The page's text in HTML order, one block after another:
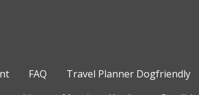
FAQ Travel Planner Dogfriendly